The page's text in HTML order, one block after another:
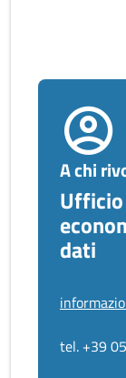
A chi
dati
tel. +39